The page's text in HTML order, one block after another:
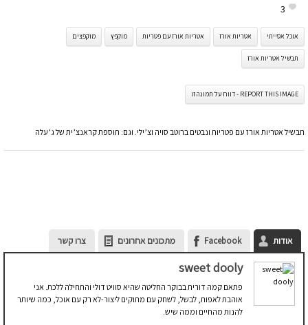
3
אוכל אסייתי אטריות אורז אטריות אורז עם פטריות מוקפץ מוקפצים
תבשיל אטריות אורז
REPORT THIS IMAGE - דווח על תמונה זו
תבשיל אטריות אורז עם פטריות ונבטים ברוטב סויה וצ’ילי. וגם: תוספת קראנצ’ית של ג’עלה
אודות Facebook מתכונים אחרונים צרו קשר
sweet dooly
פתאם קמה דורית בבוקר החליטה שהיא סוויט דולי והתחילה ללכת. אני
אוהבת לאפות, לבשל, לשחק עם מתוקים ליצור-לא רק עם אוכל, כמה שיותר
להנות מהחיים וממה שיש.